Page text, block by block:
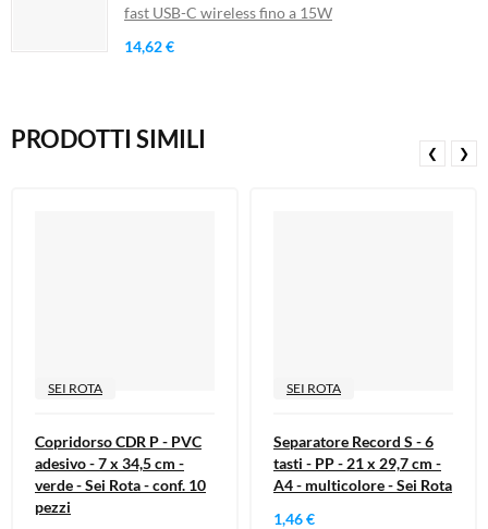
fast USB-C wireless fino a 15W
14,62 €
PRODOTTI SIMILI
SEI ROTA
Copridorso CDR P - PVC
adesivo - 7 x 34,5 cm -
verde - Sei Rota - conf. 10
pezzi
SEI ROTA
Separatore Record S - 6
tasti - PP - 21 x 29,7 cm -
A4 - multicolore - Sei Rota
1,46 €
❮ ❯